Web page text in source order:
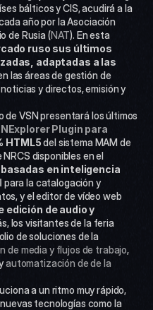
bálticos y CIS, acudirá a la
año por la Asociación
de Rusia (NAT). En esta
ruso sus últimos
adaptadas a las
las áreas de gestión de
y directos, emisión y
Plugin para
HTML5 del sistema MAM de
disponibles en el
en inteligencia
para la catalogación y
edición de audio y
los visitantes de la feria
de soluciones de la
de media y flujos de trabajo
automatización de de la
tecnologías como la